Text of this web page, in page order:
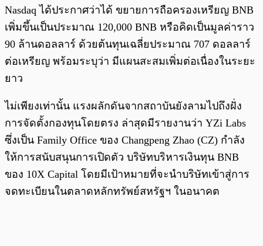
Nasdaq ได้ประกาศว่าได้ ขยายการถือครองเหรียญ BNB
เพิ่มขึ้นเป็นประมาณ 120,000 BNB หรือคิดเป็นมูลค่าราว
90 ล้านดอลลาร์ ด้วยต้นทุนเฉลี่ยประมาณ 707 ดอลลาร์
ต่อเหรียญ พร้อมระบุว่า มีแผนสะสมเพิ่มต่อเนื่องในระยะ
ยาว
ไม่เพียงเท่านั้น แรงผลักดันจากสถาบันยังลามไปถึงฝั่ง
การจัดตั้งกองทุนโดยตรง ล่าสุดมีรายงานว่า YZi Labs
ซึ่งเป็น Family Office ของ Changpeng Zhao (CZ) กำลัง
ให้การสนับสนุนการเปิดตัว บริษัทบริหารเงินทุน BNB
ของ 10X Capital โดยมีเป้าหมายที่จะนำบริษัทเข้าสู่การ
จดทะเบียนในตลาดหลักทรัพย์สหรัฐฯ ในอนาคต